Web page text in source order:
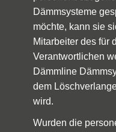
Dämmsysteme
möchte, kann sie
Mitarbeiter des für
Verantwortlichen
Dämmline
dem
wird.
Wurden die